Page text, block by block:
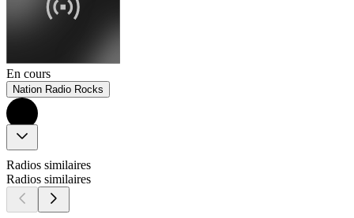
En cours
Nation Radio Rocks
Radios similaires
Radios similaires